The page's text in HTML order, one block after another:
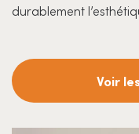
durablement
Voir